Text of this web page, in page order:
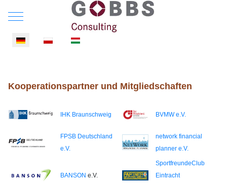
Mobile Menu Toggle
Sprache auswählen
Kooperationspartner und Mitgliedschaften
IHK Braunschweig BVMW e.V.
FPSB Deutschland
e.V.
network financial
planner e.V.
BANSON e.V.
SportfreundeClub
Eintracht